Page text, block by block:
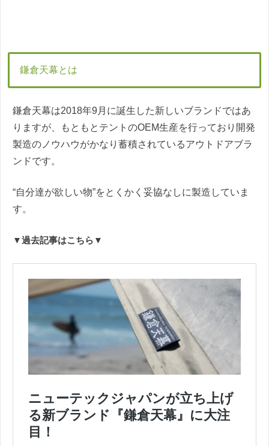
鎌倉天幕とは
鎌倉天幕は2018年9月に誕生した新しいブランドではあ
りますが、もともとテントのOEM生産を行っており開発
製造のノウハウがかなり蓄積されているアウトドアブラ
ンドです。
“自分達が欲しい物”をとくかく妥協なしに製造していま
す。
▼過去記事はこちら▼